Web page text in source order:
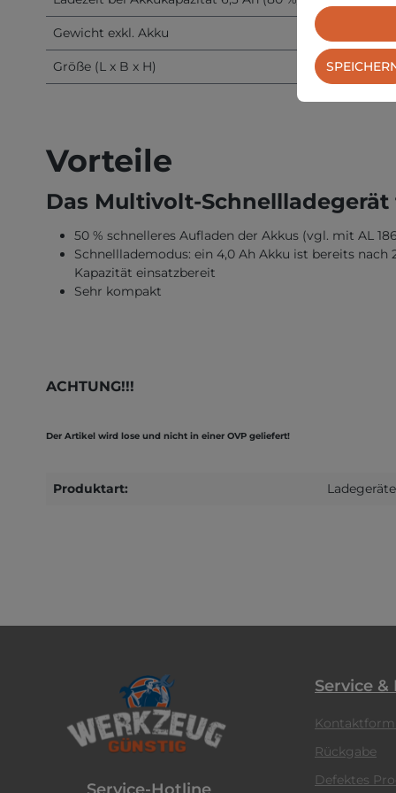
Gewicht exkl. Akku
Größe (L x B x H)
Vorteile
Das Multivolt-Schnellladegerät
50 % schnelleres Aufladen der Akkus (vgl. mit AL
Schnelllademodus: ein 4,0 Ah Akku ist bereits nach
Kapazität einsatzbereit
Sehr kompakt
ACHTUNG!!!
Der Artikel wird lose und nicht in einer OVP geliefert!
Produktart: Ladegeräte
Service &
Rückgabe
Defektes